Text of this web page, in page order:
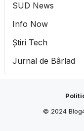
SUD News
Info Now
Știri Tech
Jurnal de Bârlad
© 2024